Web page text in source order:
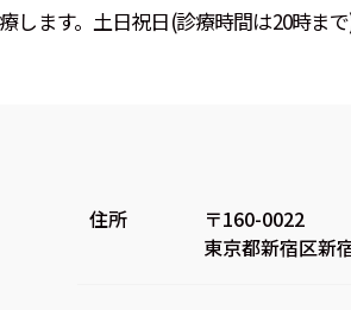
します。土日祝日(診療時間は20時ま
住所
〒160-0022
東京都新宿区新